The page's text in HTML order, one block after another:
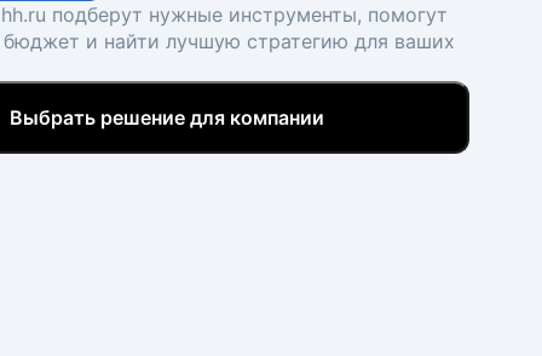
подберут нужные инструменты, помогут
бюджет и найти лучшую стратегию для ваших
Выбрать решение для компании